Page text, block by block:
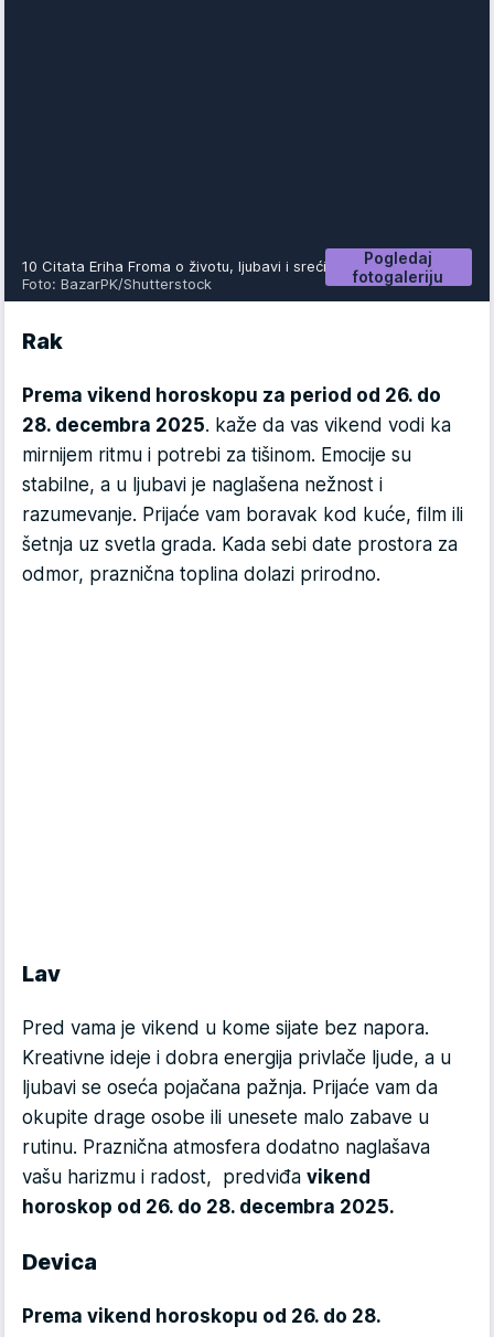
Pogledaj
fotogaleriju
10 Citata Eriha Froma o životu, ljubavi i sreći
Foto: BazarPK/Shutterstock
Rak
Prema vikend horoskopu za period od 26. do
28. decembra 2025. kaže da vas vikend vodi ka
mirnijem ritmu i potrebi za tišinom. Emocije su
stabilne, a u ljubavi je naglašena nežnost i
razumevanje. Prijaće vam boravak kod kuće, film ili
šetnja uz svetla grada. Kada sebi date prostora za
odmor, praznična toplina dolazi prirodno.
Lav
Pred vama je vikend u kome sijate bez napora.
Kreativne ideje i dobra energija privlače ljude, a u
ljubavi se oseća pojačana pažnja. Prijaće vam da
okupite drage osobe ili unesete malo zabave u
rutinu. Praznična atmosfera dodatno naglašava
vašu harizmu i radost, predviđa vikend
horoskop od 26. do 28. decembra 2025.
Devica
Prema vikend horoskopu od 26. do 28.